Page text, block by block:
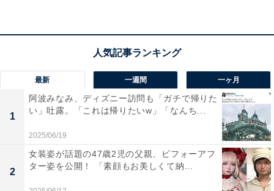
最新 一週間 一ヶ月
1
阿波みなみ、ディズニー訪問も「ガチで帰りた
い」吐露。「これは帰りたいw」「なんち...
2025/06/19
2
女装姿が話題の47歳2児の父親、ビフォーアフ
ター姿を公開！ 「素顔もお美しくて納...